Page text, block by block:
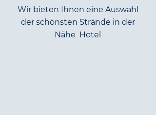
Wir bieten Ihnen eine Auswahl
der schönsten Strände in der
Nähe Hotel